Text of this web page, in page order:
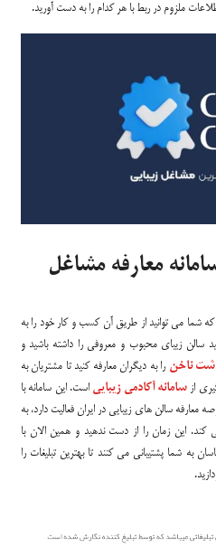
ملزوم در ربط با هر کدام را به دست آورید.
معارفه مشاغل
شما می توانید از طریق آن کسب و کار خود را به
سالن زیبای محبوب و معروفی را داشته باشید و
ناخن را به دیگران معارفه کنید تا مشتریان به
از سامانه آکادمی زیبایی است. این سامانه با
سالن های زیبایی در ایران فعالیت دارد، به
کند. این زمان را از دست ندهید و همین الان با
به شما پشتیبانی می کنند تا بهترین تبلیغات را